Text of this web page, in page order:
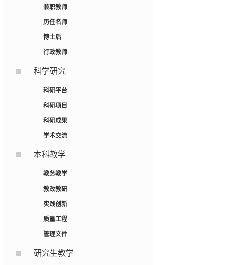
兼职教师
历任名师
博士后
行政教师
科学研究
科研平台
科研项目
科研成果
学术交流
本科教学
教务教学
教改教研
实践创新
质量工程
管理文件
研究生教学